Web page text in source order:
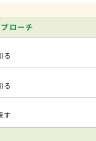
ローチ
る
る
す